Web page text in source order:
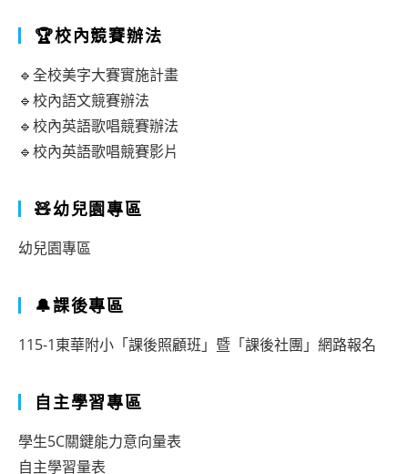
🏆校內競賽辦法
🔹全校美字大賽實施計畫
🔹校內語文競賽辦法
🔹校內英語歌唱競賽辦法
🔹校內英語歌唱競賽影片
🧸幼兒園專區
幼兒園專區
🔔課後專區
115-1東華附小「課後照顧班」暨「課後社團」網路報名
自主學習專區
學生5C關鍵能力意向量表
自主學習量表